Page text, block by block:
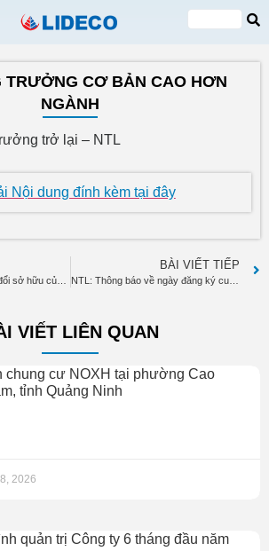
VI
EN
TRƯỞNG CƠ BẢN CAO HƠN
NGÀNH
trở lại – NTL
Nội dung đính kèm tại đây
BÀI VIẾT TIẾP
NTL: Thông báo về ngày đăng ký cuối cùng để thực hiện quyền tham dự ĐHĐCĐ thường niên năm 2021
VIẾT LIÊN QUAN
chung cư NOXH tại phường Cao
tỉnh Quảng Ninh
2026
quản trị Công ty 6 tháng đầu năm